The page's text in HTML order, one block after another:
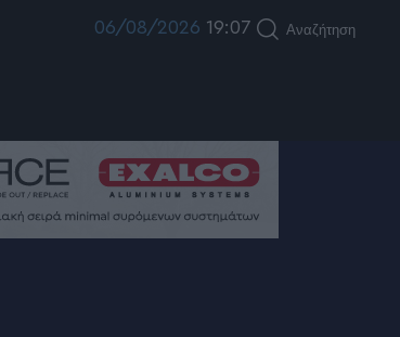
06/08/2026 19:07 Αναζήτηση